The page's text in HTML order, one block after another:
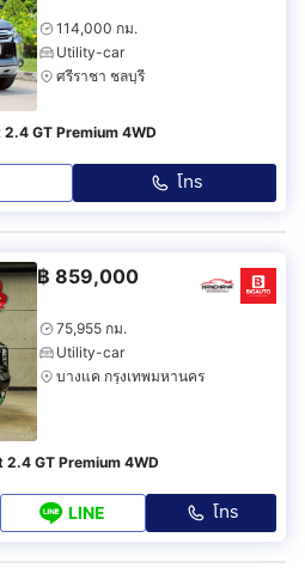
114,000 กม.
Utility-car
ศรีราชา ชลบุรี
GT Premium 4WD
โทร
฿ 859,000
75,955 กม.
Utility-car
บางแค กรุงเทพมหานคร
GT Premium 4WD
LINE โทร